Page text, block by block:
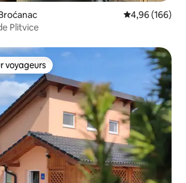
Évaluation
4,96 (166)
Plitvice
les plus appréciés
voyageurs